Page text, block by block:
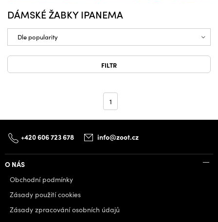
DÁMSKÉ ŽABKY IPANEMA
FILTR
1
+420 606 723 678 info@zoot.cz
O NÁS
Obchodní podmínky
Zásady použití cookies
Zásady zpracování osobních údajů